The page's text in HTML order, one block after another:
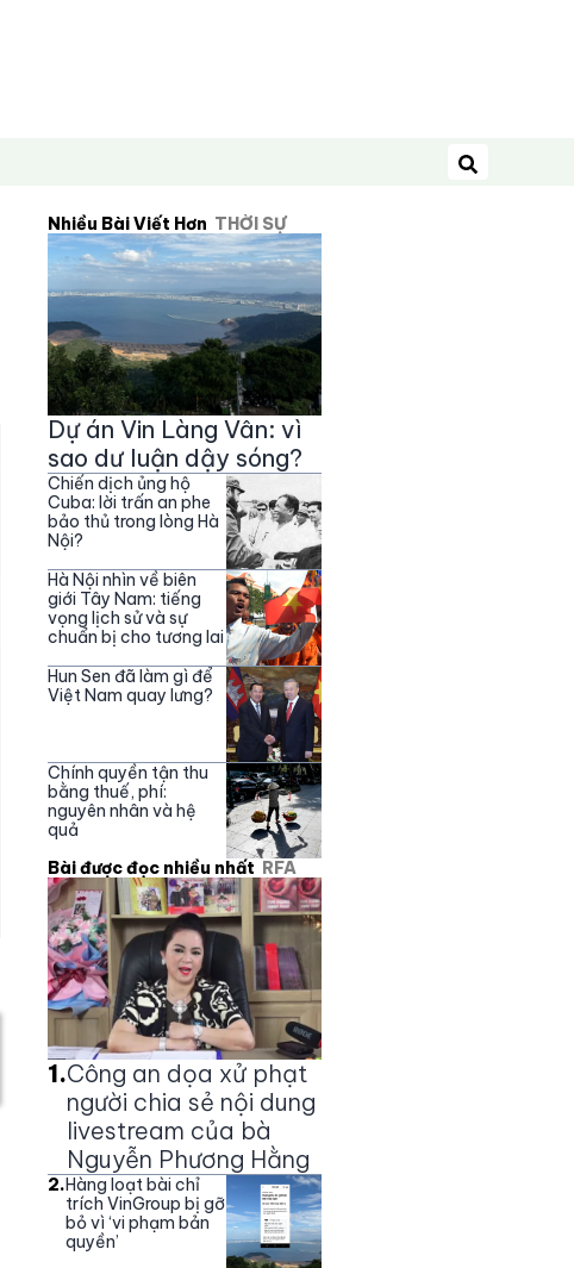
Tìm kiếm
Nhiều Bài Viết Hơn THỜI SỰ
Dự án Vin Làng Vân: vì
sao dư luận dậy sóng?
Chiến dịch ủng hộ
Cuba: lời trấn an phe
bảo thủ trong lòng Hà
Nội?
Hà Nội nhìn về biên
giới Tây Nam: tiếng
vọng lịch sử và sự
chuẩn bị cho tương lai
Hun Sen đã làm gì để
Việt Nam quay lưng?
Chính quyền tận thu
bằng thuế, phí:
nguyên nhân và hệ
quả
Bài được đọc nhiều nhất RFA
1.Công an dọa xử phạt
người chia sẻ nội dung
livestream của bà
Nguyễn Phương Hằng
2.Hàng loạt bài chỉ
trích VinGroup bị gỡ
bỏ vì ‘vi phạm bản
quyền’